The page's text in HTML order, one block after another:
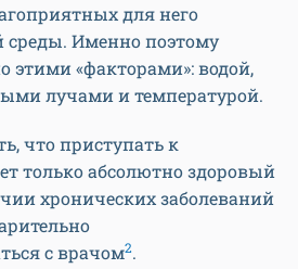
для него
среды. Именно поэтому
этими «факторами»: водой,
лучами и температурой.
что приступать к
только абсолютно здоровый
хронических заболеваний
с врачом2.